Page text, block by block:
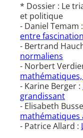
* Dossier : Le
et politique
- Daniel Temam :
entre
- Bertrand
normaliens
- Norbert
- Karine Berger :
grandissant
- Elisabeth
mathématiques
- Patrice Allard :